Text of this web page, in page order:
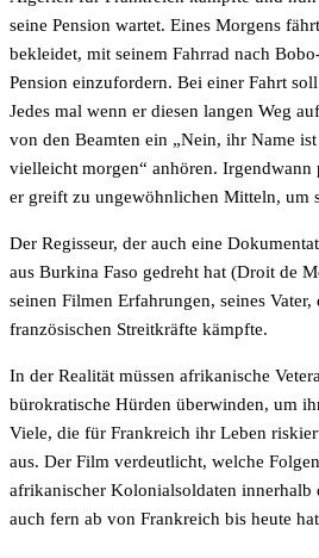
seine Pension wartet. Eines Morgens
bekleidet, mit seinem Fahrrad nach
Pension einzufordern. Bei einer Fahrt
Jedes mal wenn er diesen langen Weg
von den Beamten ein „Nein, ihr Name
vielleicht morgen“ anhören. Irgendwann
er greift zu ungewöhnlichen Mitteln, um
Der Regisseur, der auch eine
aus Burkina Faso gedreht hat (Droit de
seinen Filmen Erfahrungen, seines Vater,
französischen Streitkräfte kämpfte.
In der Realität müssen afrikanische
bürokratische Hürden überwinden, um
Viele, die für Frankreich ihr Leben
aus. Der Film verdeutlicht, welche
afrikanischer Kolonialsoldaten innerhalb
auch fern ab von Frankreich bis heute